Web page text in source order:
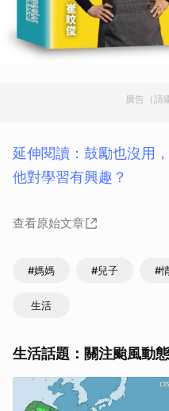
廣告（請
延伸閱讀：鼓勵也沒用
他對學習有興趣？
查看原始文章
#媽媽 #兒子 #
生活
生活話題：關注颱風動態